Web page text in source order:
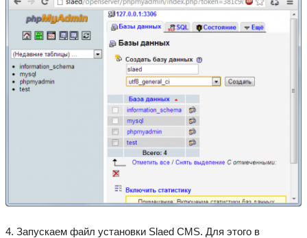
4. Запускаем файл установки Slaed CMS. Для этого в